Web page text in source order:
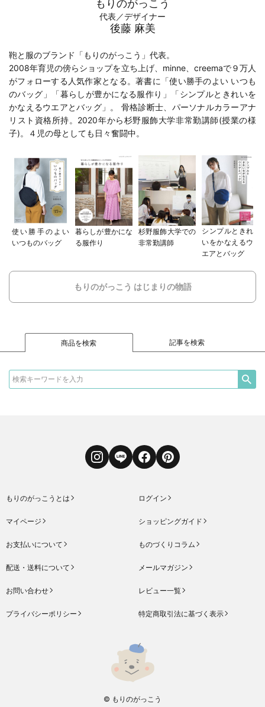
もりのがっこう
代表／デザイナー
後藤 麻美
鞄と服のブランド「もりのがっこう」代表。
2008年育児の傍らショップを立ち上げ、minne、creemaで９万人
がフォローする人気作家となる。著書に「使い勝手のよい いつも
のバッグ 」「暮らしが豊かになる服作り 」「シンプルときれいを
かなえるウエアとバッグ 」。 骨格診断士、パーソナルカラーアナ
リスト資格所持。2020年から杉野服飾大学非常勤講師(授業の様
子)。４児の母としても日々奮闘中。
使い勝手のよい
いつものバッグ
暮らしが豊かにな
る服作り
杉野服飾大学での
非常勤講師
シンプルときれ
いをかなえるウ
エアとバッグ
もりのがっこう はじまりの物語
商品を検索 記事を検索
InstagramLINE FacebookPinterest
もりのがっこうとは ログイン
マイページ ショッピングガイド
お支払いについて ものづくりコラム
配送・送料について メールマガジン
お問い合わせ レビュー一覧
プライバシーポリシー 特定商取引法に基づく表示
© もりのがっこう